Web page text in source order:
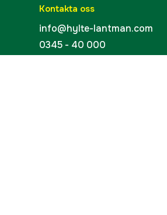
Kontakta oss
info@hylte-lantman.com
0345 - 40 000